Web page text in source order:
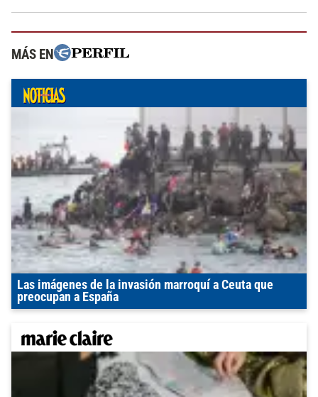
MÁS EN
Las imágenes de la invasión marroquí a Ceuta que
preocupan a España